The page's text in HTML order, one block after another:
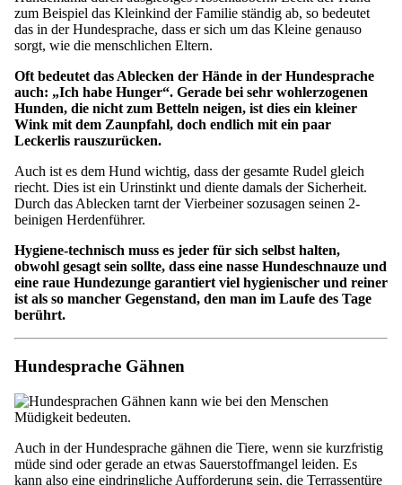
zum Beispiel das Kleinkind der Familie ständig ab, so bedeutet
das in der Hundesprache, dass er sich um das Kleine genauso
sorgt, wie die menschlichen Eltern.
Oft bedeutet das Ablecken der Hände in der Hundesprache
auch: „Ich habe Hunger“. Gerade bei sehr wohlerzogenen
Hunden, die nicht zum Betteln neigen, ist dies ein kleiner
Wink mit dem Zaunpfahl, doch endlich mit ein paar
Leckerlis rauszurücken.
Auch ist es dem Hund wichtig, dass der gesamte Rudel gleich
riecht. Dies ist ein Urinstinkt und diente damals der Sicherheit.
Durch das Ablecken tarnt der Vierbeiner sozusagen seinen 2-
beinigen Herdenführer.
Hygiene-technisch muss es jeder für sich selbst halten,
obwohl gesagt sein sollte, dass eine nasse Hundeschnauze und
eine raue Hundezunge garantiert viel hygienischer und reiner
ist als so mancher Gegenstand, den man im Laufe des Tage
berührt.
Hundesprache Gähnen
Auch in der Hundesprache gähnen die Tiere, wenn sie kurzfristig
müde sind oder gerade an etwas Sauerstoffmangel leiden. Es
kann also eine eindringliche Aufforderung sein, die Terrassentüre